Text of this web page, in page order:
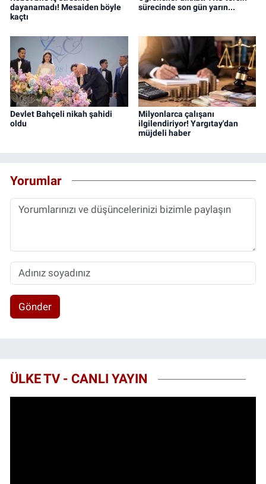
dayanamadı! Mesaiden böyle
kaçtı
sürecinde son gün yarın...
Devlet Bahçeli nikah şahidi
oldu
Milyonlarca çalışanı
ilgilendiriyor! Yargıtay'dan
müjdeli haber
Yorumlar
Gönder
ÜLKE TV - CANLI YAYIN